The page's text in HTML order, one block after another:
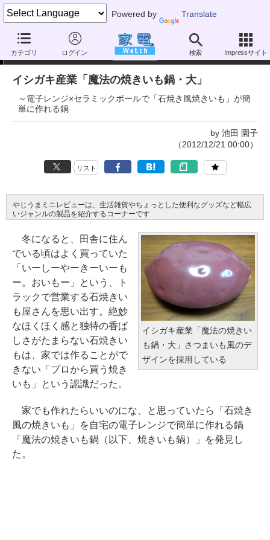
Powered by Translate
カテゴリ ログイン 検索 Impressサイト
やじうまミニレビュー
イシガキ産業「魔法の焼きいも鍋・大」
～電子レンジ×セラミックボールで「石焼き風焼きいも」が簡
単に作れる鍋
by 池田 園子
（2012/12/21 00:00）
リスト
やじうまミニレビューは、生活雑貨やちょっとした便利なグッズなど幅広
いジャンルの製品を紹介するコーナーです
イシガキ産業「魔法の焼きい
も鍋・大」さつまいも風のデ
ザインを採用している
冬になると、田舎に住ん
でいる頃はよく買っていた
「いーしーやーきーいーも
ー。おいもー」という、ト
ラックで営業する石焼きい
も屋さんを思い出す。絶妙
なほくほく感と独特の香ば
しさがたまらない石焼きい
もは、家では作ることがで
きない「プロから買う焼き
いも」という認識だった。
家でも作れたらいいのにな、と思っていたら「石焼き
風の焼きいも」を自宅の電子レンジで簡単に作れる鍋
「魔法の焼きいも鍋（以下、焼きいも鍋）」を発見し
た。